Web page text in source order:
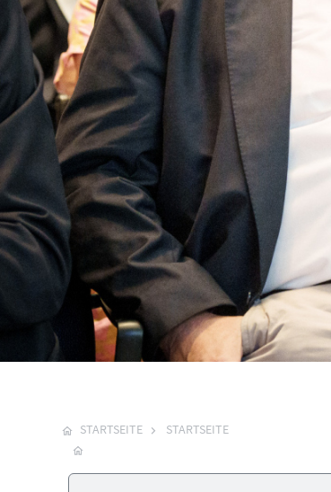
STARTSEITE STARTSEITE